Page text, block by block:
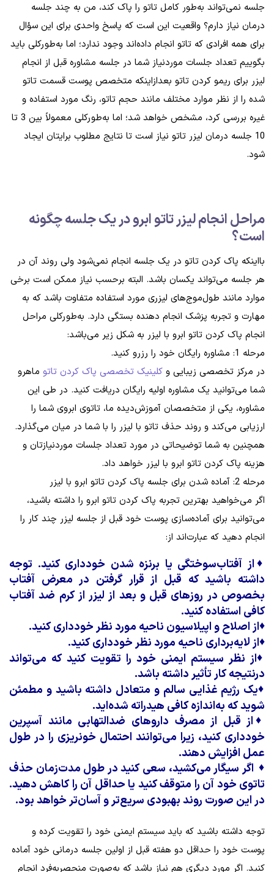
جلسه نمی‌تواند به‌طور کامل تاتو را پاک کند، من به چند جلسه
درمان نیاز دارم؟ واقعیت این است که پاسخ واحدی برای این سؤال
برای همه افرادی که تاتو انجام داده‌اند وجود ندارد؛ اما به‌طورکلی باید
بگوییم تعداد جلسات موردنیاز شما در جلسه مشاوره قبل از انجام
لیزر برای ریمو کردن تاتو بعدازاینکه متخصص پوست قسمت تاتو
شده را از نظر موارد مختلف مانند حجم تاتو، رنگ مورد استفاده و
غیره بررسی کرد، مشخص خواهد شد؛ اما به‌طورکلی معمولاً بین 3 تا
10 جلسه درمان لیزر تاتو نیاز است تا نتایج مطلوب برایتان ایجاد
شود.
مراحل انجام لیزر تاتو ابرو در یک جلسه چگونه
است؟
بااینکه پاک کردن تاتو در یک جلسه انجام نمی‌شود ولی روند آن در
هر جلسه می‌تواند یکسان باشد. البته برحسب نیاز ممکن است برخی
موارد مانند طول‌موج‌های لیزری مورد استفاده متفاوت باشد که به
مهارت و تجربه پزشک انجام دهنده بستگی دارد. به‌طورکلی مراحل
انجام پاک کردن تاتو ابرو با لیزر به شکل زیر می‌باشد:
مرحله 1: مشاوره رایگان خود را رزرو کنید.
در مرکز تخصصی زیبایی و کلینیک تخصصی پاک کردن تاتو ماهرو
شما می‌توانید یک مشاوره اولیه رایگان دریافت کنید. در طی این
مشاوره، یکی از متخصصان آموزش‌دیده ما، تاتوی ابروی شما را
ارزیابی می‌کند و روند حذف تاتو با لیزر را با شما در میان می‌گذارد.
همچنین به شما توضیحاتی در مورد تعداد جلسات موردنیازتان و
هزینه پاک کردن تاتو ابرو با لیزر خواهد داد.
مرحله 2: آماده شدن برای جلسه پاک کردن تاتو ابرو با لیزر
اگر می‌خواهید بهترین تجربه پاک کردن تاتو ابرو را داشته باشید،
می‌توانید برای آماده‌سازی پوست خود قبل از جلسه لیزر چند کار را
انجام دهید که عبارت‌اند از:
♦از آفتاب‌سوختگی یا برنزه شدن خودداری کنید. توجه
داشته باشید که قبل از قرار گرفتن در معرض آفتاب
بخصوص در روزهای قبل و بعد از لیزر از کرم ضد آفتاب
کافی استفاده کنید.
♦از اصلاح و اپیلاسیون ناحیه مورد نظر خودداری کنید.
♦از لایه‌برداری ناحیه مورد نظر خودداری کنید.
♦از نظر سیستم ایمنی خود را تقویت کنید که می‌تواند
درنتیجه کار تأثیر داشته باشد.
♦یک رژیم غذایی سالم و متعادل داشته باشید و مطمئن
شوید که به‌اندازه کافی هیدراته شده‌اید.
♦از قبل از مصرف داروهای ضدالتهابی مانند آسپرین
خودداری کنید، زیرا می‌توانند احتمال خونریزی را در طول
عمل افزایش دهند.
♦اگر سیگار می‌کشید، سعی کنید در طول مدت‌زمان حذف
تاتوی خود آن را متوقف کنید یا حداقل آن را کاهش دهید.
در این صورت روند بهبودی سریع‌تر و آسان‌تر خواهد بود.
توجه داشته باشید که باید سیستم ایمنی خود را تقویت کرده و
پوست خود را حداقل دو هفته قبل از اولین جلسه درمانی خود آماده
کنید. اگر مورد دیگری هم نیاز باشد که به‌صورت منحصربه‌فرد انجام